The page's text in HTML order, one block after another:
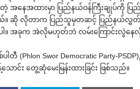
အ‌နေအထားမှာ ပြည်နယ်ဝန်ကြီးချုပ်ကို ပ
ယ်။ ဆို လိုတာက ပြည်သူမှတဆင့် ပြည်နယ်လွှတ်‌
ါ။ အခုက အဲလိုမဟုတ်ဘဲ လမ်း‌ကြောင်းလွဲ‌နေလို့
(Phlon Swor Democratic Party-
င်း ‌တွေ့ဆုံ‌မေးမြန်းထားခြင်း ဖြစ်သည်။